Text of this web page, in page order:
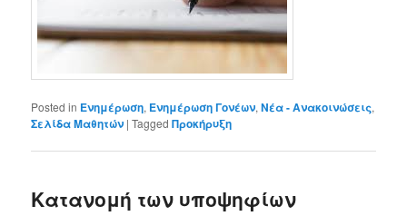
Posted in Ενημέρωση, Ενημέρωση Γονέων,Νέα - Ανακοινώσεις,
Σελίδα Μαθητών |Tagged Προκήρυξη
Κατανομή των υποψηφίων